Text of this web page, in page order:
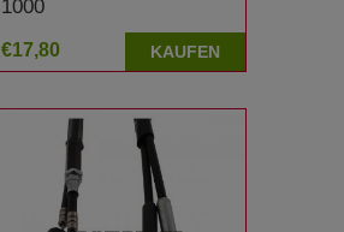
1000
€17,80 KAUFEN